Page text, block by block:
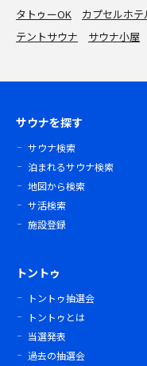
タトゥーOK
カプセルホテ
テントサウナ
サウナ小屋
サウナを探す
サウナ検索
泊まれるサウナ検索
地図から検索
サ活検索
施設登録
トントゥ
トントゥ抽選会
トントゥとは
当選発表
過去の抽選会